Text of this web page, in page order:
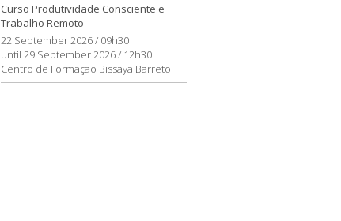
Curso Produtividade Consciente e
Trabalho Remoto
22 September 2026 / 09h30
until 29 September 2026 / 12h30
Centro de Formação Bissaya Barreto